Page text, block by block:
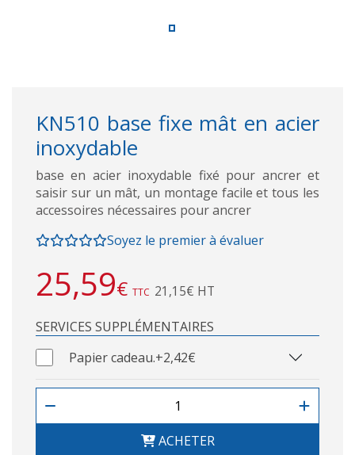
KN510 base fixe mât en acier
inoxydable
base en acier inoxydable fixé pour ancrer et
saisir sur un mât, un montage facile et tous les
accessoires nécessaires pour ancrer
Soyez le premier à évaluer
25,59€ TTC 21,15€ HT
SERVICES SUPPLÉMENTAIRES
Papier cadeau.+2,42€
ACHETER